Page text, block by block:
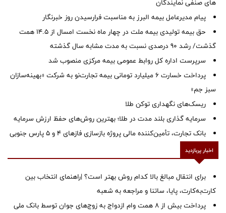
های صنفی نمایندگان
پیام مدیرعامل بیمه البرز به مناسبت فرارسیدن روز خبرنگار
حق بیمه تولیدی بیمه ملت در چهار ماه نخست امسال از 14.5 همت
گذشت/ رشد 90 درصدی نسبت به مدت مشابه سال گذشته
سرپرست اداره كل روابط عمومی بیمه مركزی منصوب شد
پرداخت خسارت ۶ میلیارد تومانی بیمه تجارت‌نو به شرکت «بهینه‌سازان
سبز جم»
ریسک‌های نگهداری توکن طلا
سرمایه گذاری بلند مدت در طلا؛ بهترین روش‌های حفظ ارزش سرمایه
بانک تجارت، تأمین‌کننده مالی پروژه بازسازی فازهای ۴ و ۵ پارس جنوبی
اخبار پربازدید
برای انتقال مبالغ بالا کدام روش بهتر است؟ |راهنمای انتخاب بین
کارت‌به‌کارت، پایا، ساتنا و مراجعه به شعبه
پرداخت بیش از ۸ همت وام ازدواج به زوج‌های جوان توسط بانک ملی